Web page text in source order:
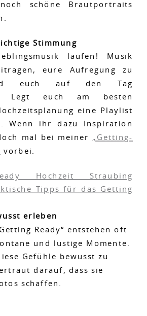
schöne Brautportraits
Stimmung
laufen! Musik
eure Aufregung zu
euch auf den Tag
Legt euch am besten
eine Playlist
Wenn ihr dazu Inspiration
mal bei meiner „Getting-
vorbei.
erleben
Ready“ entstehen oft
und lustige Momente.
Gefühle bewusst zu
darauf, dass sie
schaffen.